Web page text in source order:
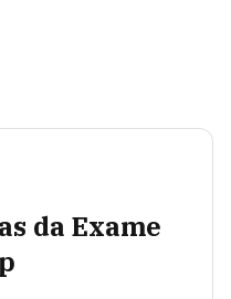
da Exame